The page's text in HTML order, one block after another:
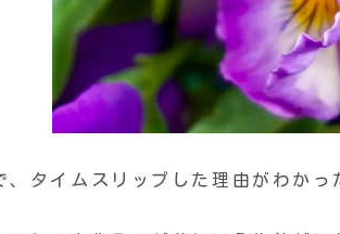
、タイムスリップした理由がわかっ